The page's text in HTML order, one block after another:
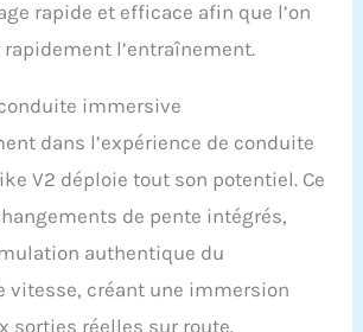
rapide et efficace afin que l’on
l’entraînement.
immersive
dans l’expérience de conduite
V2 déploie tout son potentiel. Ce
de pente intégrés,
authentique du
vitesse, créant une immersion
sorties réelles sur route.